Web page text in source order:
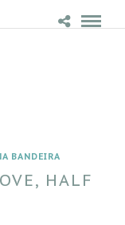
BANDEIRA
HALF